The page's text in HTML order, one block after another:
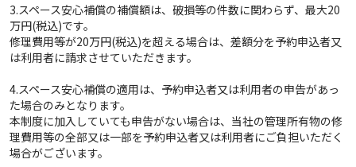
3.スペース安心補償の補償額は、破損等の件数に関わらず、最大20
万円(税込)です。
修理費用等が20万円(税込)を超える場合は、差額分を予約申込者又
は利用者に請求させていただきます。
4.スペース安心補償の適用は、予約申込者又は利用者の申告があっ
た場合のみとなります。
本制度に加入していても申告がない場合は、当社の管理所有物の修
理費用等の全部又は一部を予約申込者又は利用者にご負担いただく
場合がございます。